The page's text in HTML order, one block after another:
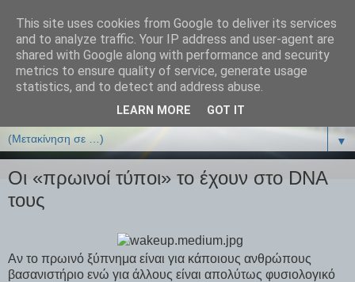
ΒΙΟΛΟΓΙΑonline.gr
Online Μαθήματα Βιολογίας
▼
Οι «πρωινοί τύποι» το έχουν στο DNA
τους
Αν το πρωινό ξύπνημα είναι για κάποιους ανθρώπους
βασανιστήριο ενώ για άλλους είναι απολύτως φυσιολογικό
This site uses cookies from Google to deliver its services
and to analyze traffic. Your IP address and user-agent are
shared with Google along with performance and security
metrics to ensure quality of service, generate usage
statistics, and to detect and address abuse.
LEARN MORE GOT IT